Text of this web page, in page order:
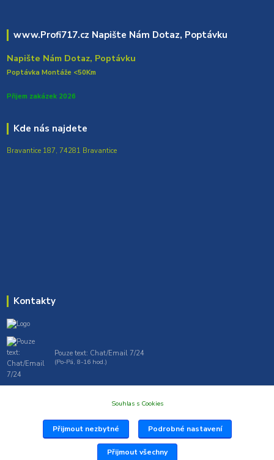
www.Profi717.cz Napište Nám Dotaz, Poptávku
Napište Nám Dotaz, Poptávku
Poptávka Montáže <50Km
Přijem zakázek 2026
Kde nás najdete
Bravantice 187, 74281 Bravantice
Kontakty
Pouze text: Chat/Email 7/24
(Po-Pá, 8-16 hod.)
Souhlas s Cookies
Přijmout nezbytné Podrobné nastavení
Přijmout všechny